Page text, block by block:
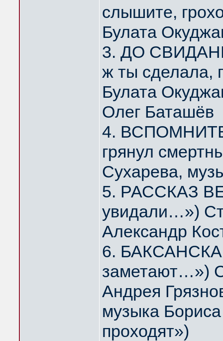
слышите,
Булата
3. ДО
ж ты сделала,
Булата
Олег Баташёв
4.
грянул
Сухарева,
5. РАССКАЗ
увидали…»)
Александр
6.
заметают…»)
Андрея
музыка
проходят»)